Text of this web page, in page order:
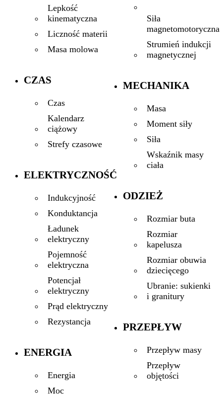
Lepkość
kinematyczna
Liczność materii
Masa molowa
CZAS
Czas
Kalendarz
ciążowy
Strefy czasowe
ELEKTRYCZNOŚĆ
Indukcyjność
Konduktancja
Ładunek
elektryczny
Pojemność
elektryczna
Potencjał
elektryczny
Prąd elektryczny
Rezystancja
ENERGIA
Energia
Moc
Siła
magnetomotoryczna
Strumień indukcji
magnetycznej
MECHANIKA
Masa
Moment siły
Siła
Wskaźnik masy
ciała
ODZIEŻ
Rozmiar buta
Rozmiar
kapelusza
Rozmiar obuwia
dziecięcego
Ubranie: sukienki
i granitury
PRZEPŁYW
Przepływ masy
Przepływ
objętości